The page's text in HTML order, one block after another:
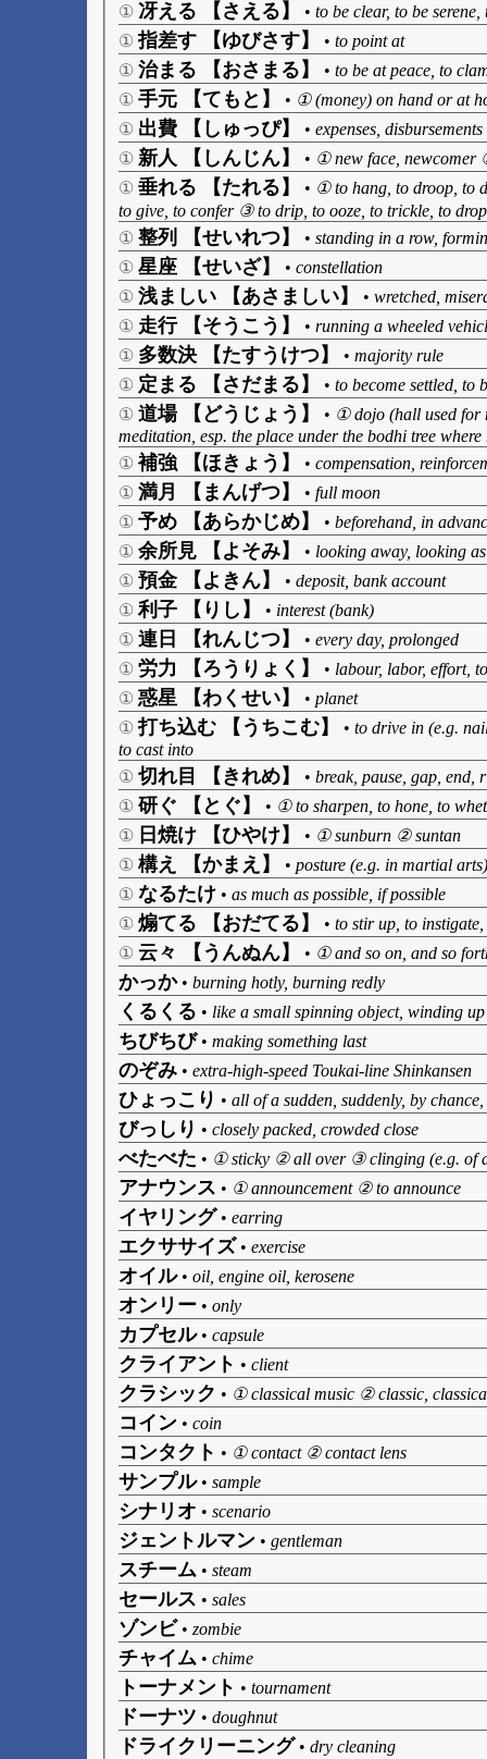
① 冴える 【さえる】 • to be clear, to be
① 指差す 【ゆびさす】 • to point at
① 治まる 【おさまる】 • to be at peace, to
① 手元 【てもと】 • ① (money) on hand or at
① 出費 【しゅっぴ】 • expenses, disbursements
① 新人 【しんじん】 • ① new face, newcomer
① 垂れる 【たれる】 • ① to hang, to droop, to
to give, to confer ③ to drip, to ooze, to trickle, to drop
① 整列 【せいれつ】 • standing in a row,
① 星座 【せいざ】 • constellation
① 浅ましい 【あさましい】 • wretched,
① 走行 【そうこう】 • running a wheeled
① 多数決 【たすうけつ】 • majority rule
① 定まる 【さだまる】 • to become settled, to
① 道場 【どうじょう】 • ① dojo (hall used for
meditation, esp. the place under the bodhi tree
① 補強 【ほきょう】 • compensation,
① 満月 【まんげつ】 • full moon
① 予め 【あらかじめ】 • beforehand, in
① 余所見 【よそみ】 • looking away, looking
① 預金 【よきん】 • deposit, bank account
① 利子 【りし】 • interest (bank)
① 連日 【れんじつ】 • every day, prolonged
① 労力 【ろうりょく】 • labour, labor, effort,
① 惑星 【わくせい】 • planet
① 打ち込む 【うちこむ】 • to drive in (e.g.
to cast into
① 切れ目 【きれめ】 • break, pause, gap, end,
① 研ぐ 【とぐ】 • ① to sharpen, to hone, to
① 日焼け 【ひやけ】 • ① sunburn ② suntan
① 構え 【かまえ】 • posture (e.g. in martial
① なるたけ • as much as possible, if possible
① 煽てる 【おだてる】 • to stir up, to
① 云々 【うんぬん】 • ① and so on, and so
かっか• burning hotly, burning redly
くるくる • like a small spinning object, winding
ちびちび• making something last
のぞみ • extra-high-speed Toukai-line Shinkansen
ひょっこり • all of a sudden, suddenly, by
びっしり • closely packed, crowded close
べたべた • ① sticky ② all over ③ clinging (e.g. of
アナウンス • ① announcement ② to announce
イヤリング• earring
エクササイズ • exercise
オイル• oil, engine oil, kerosene
オンリー • only
カプセル• capsule
クライアント • client
クラシック • ① classical music ② classic,
コイン • coin
コンタクト • ① contact ② contact lens
サンプル• sample
シナリオ • scenario
ジェントルマン • gentleman
スチーム • steam
セールス • sales
ゾンビ • zombie
チャイム • chime
トーナメント • tournament
ドーナツ • doughnut
ドライクリーニング• dry cleaning